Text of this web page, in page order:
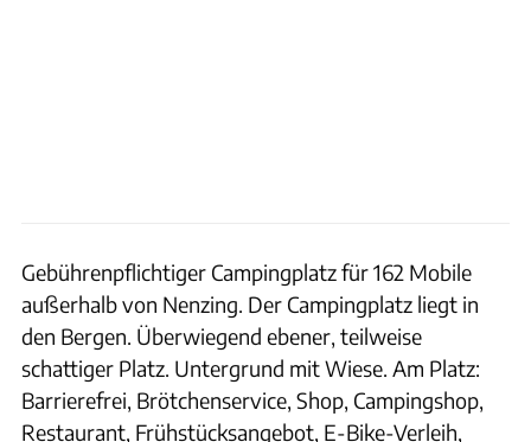
Gebührenpflichtiger Campingplatz für 162 Mobile
außerhalb von Nenzing. Der Campingplatz liegt in
den Bergen. Überwiegend ebener, teilweise
schattiger Platz. Untergrund mit Wiese. Am Platz:
Barrierefrei, Brötchenservice, Shop, Campingshop,
Restaurant, Frühstücksangebot, E-Bike-Verleih,